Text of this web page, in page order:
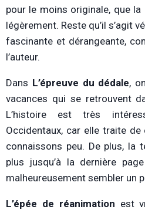
pour le moins originale, que
légèrement. Reste qu’il s’agit
fascinante et dérangeante,
l’auteur.
Dans L’épreuve du dédale,
vacances qui se retrouvent
L’histoire est très
Occidentaux, car elle traite
connaissons peu. De plus, la
plus jusqu’à la dernière
malheureusement sembler un
L’épée de réanimation est